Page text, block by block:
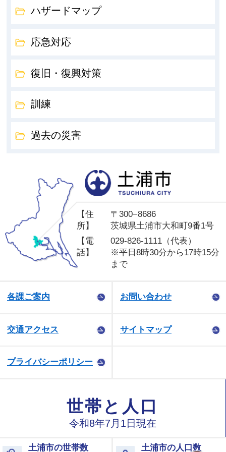
ハザードマップ
応急対応
復旧・復興対策
訓練
過去の災害
【住
所】
〒300−8686
茨城県土浦市大和町9番1号
【電
話】
029-826-1111（代表）
※平日8時30分から17時15分
まで
各課ご案内 お問い合わせ
交通アクセス サイトマップ
プライバシーポリシー